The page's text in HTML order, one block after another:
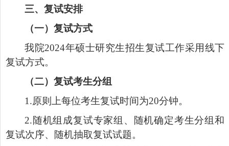
三、复试安排
（一）复试方式
我院2024年硕士研究生招生复试工作采用线下
复试方式。
（二）复试考生分组
1.原则上每位考生复试时间为20分钟。
2.随机组成复试专家组、随机确定考生分组和
复试次序、随机抽取复试试题。